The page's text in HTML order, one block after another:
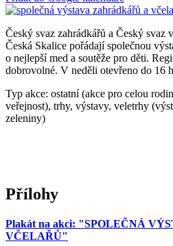
Český svaz zahrádkářů a Český svaz
Česká Skalice pořádají společnou
o nejlepší med a soutěže pro děti.
dobrovolné. V neděli otevřeno do 16
Typ akce: ostatní (akce pro celou
veřejnost), trhy, výstavy, veletrhy
zeleniny)
Přílohy
Plakát na akci: "SPOLEČNÁ
VČELAŘŮ"